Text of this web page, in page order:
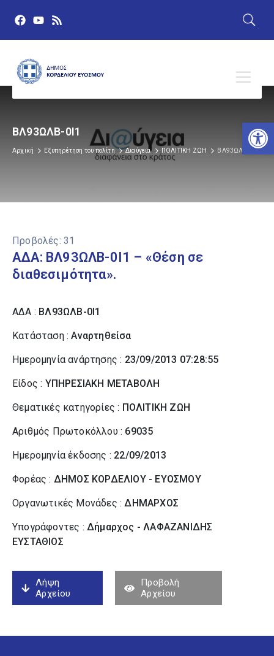
ΒΛ93ΩΛΒ-0Ι1
Αρχική Εξυπηρέτηση του πολίτη Διαύγεια ΠΟΛΙΤΙΚΗ ΖΩΗ ΒΛ93ΩΛΒ-0Ι1
Προβολές: 31
ΑΔΑ: ΒΛ93ΩΛΒ-0Ι1 – «Θέση σε
διαθεσιμότητα».
ΑΔΑ : ΒΛ93ΩΛΒ-0Ι1
Κατάσταση :Αναρτηθείσα
Ημερομηνία ανάρτησης : 23/09/2013 07:28:55
Είδος : ΥΠΗΡΕΣΙΑΚΗ ΜΕΤΑΒΟΛΗ
Θεματικές κατηγορίες : ΠΟΛΙΤΙΚΗ ΖΩΗ
Αριθμός Πρωτοκόλλου : 69035
Ημερομηνία έκδοσης : 22/09/2013
Φορέας : ΔΗΜΟΣ ΚΟΡΔΕΛΙΟΥ - ΕΥΟΣΜΟΥ
Οργανωτικές Μονάδες :ΔΗΜΑΡΧΟΣ
Υπογράφοντες : Δήμαρχος - ΛΑΦΑΖΑΝΙΔΗΣ
ΕΥΣΤΑΘΙΟΣ
Λήψη
Αρχείου
Προβολή
Αρχείου